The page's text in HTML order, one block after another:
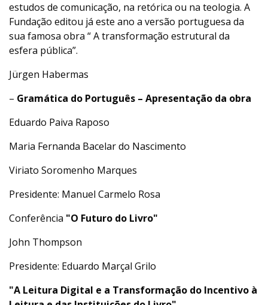
estudos de comunicação, na retórica ou na teologia. A
Fundação editou já este ano a versão portuguesa da
sua famosa obra “ A transformação estrutural da
esfera pública”.
Jürgen Habermas
– Gramática do Português – Apresentação da obra
Eduardo Paiva Raposo
Maria Fernanda Bacelar do Nascimento
Viriato Soromenho Marques
Presidente: Manuel Carmelo Rosa
Conferência "O Futuro do Livro"
John Thompson
Presidente: Eduardo Marçal Grilo
"A Leitura Digital e a Transformação do Incentivo à